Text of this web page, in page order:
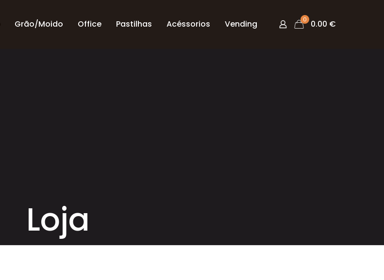
Grão/Moido Office Pastilhas Acéssorios Vending 0 0.00 €
Loja